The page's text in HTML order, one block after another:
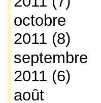
octobre
2011 (8)
septembre
2011 (6)
août